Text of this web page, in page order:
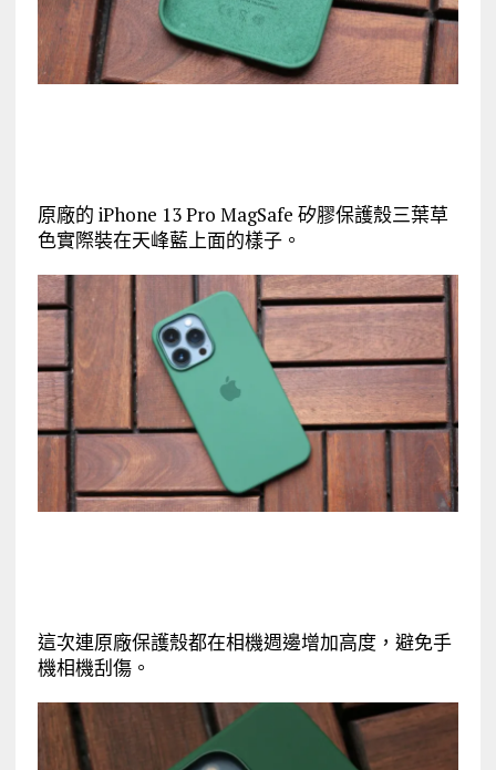
原廠的 iPhone 13 Pro MagSafe 矽膠保護殼三葉草
色實際裝在天峰藍上面的樣子。
這次連原廠保護殼都在相機週邊增加高度，避免手
機相機刮傷。